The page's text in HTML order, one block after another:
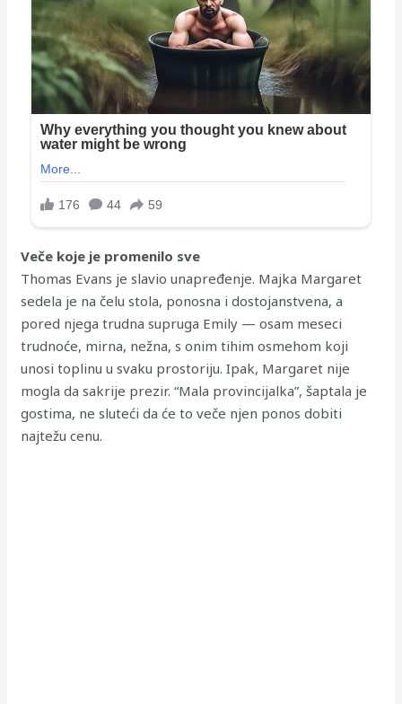
Veče koje je promenilo sve
Thomas Evans je slavio unapređenje. Majka Margaret
sedela je na čelu stola, ponosna i dostojanstvena, a
pored njega trudna supruga Emily — osam meseci
trudnoće, mirna, nežna, s onim tihim osmehom koji
unosi toplinu u svaku prostoriju. Ipak, Margaret nije
mogla da sakrije prezir. “Mala provincijalka”, šaptala je
gostima, ne sluteći da će to veče njen ponos dobiti
najtežu cenu.